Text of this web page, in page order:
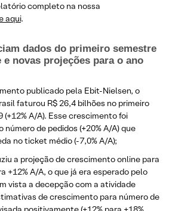
completo na nossa
aqui.
dados do primeiro semestre
e novas projeções para o ano
publicado pela Ebit-Nielsen, o
faturou R$ 26,4 bilhões no primeiro
(+12% A/A). Esse crescimento foi
número de pedidos (+20% A/A) que
no ticket médio (-7,0% A/A);
a projeção de crescimento online para
+12% A/A, o que já era esperado pelo
vista a decepção com a atividade
de crescimento para número de